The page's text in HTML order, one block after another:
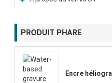
PRODUIT PHARE
Encre